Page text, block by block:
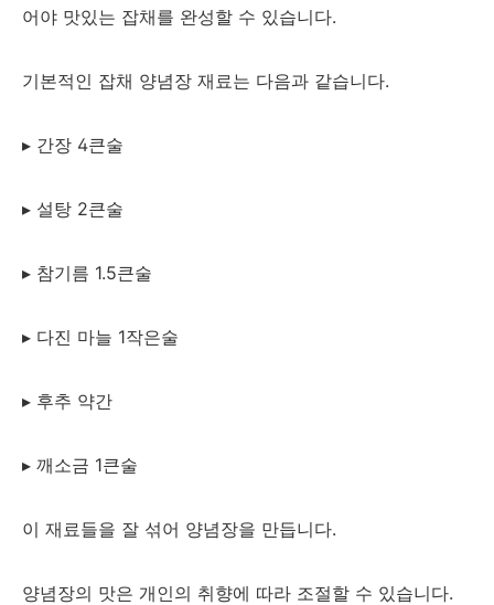
어야 맛있는 잡채를 완성할 수 있습니다.
기본적인 잡채 양념장 재료는 다음과 같습니다.
▸ 간장 4큰술
▸ 설탕 2큰술
▸ 참기름 1.5큰술
▸ 다진 마늘 1작은술
▸ 후추 약간
▸ 깨소금 1큰술
이 재료들을 잘 섞어 양념장을 만듭니다.
양념장의 맛은 개인의 취향에 따라 조절할 수 있습니다.